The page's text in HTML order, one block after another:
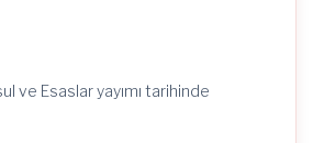
ve Esaslar yayımı tarihinde